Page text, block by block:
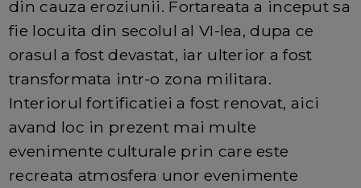
din cauza eroziunii. Fortareata a inceput sa
fie locuita din secolul al VI-lea, dupa ce
orasul a fost devastat, iar ulterior a fost
transformata intr-o zona militara.
Interiorul fortificatiei a fost renovat, aici
avand loc in prezent mai multe
evenimente culturale prin care este
recreata atmosfera unor evenimente